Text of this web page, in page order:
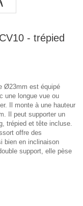
- trépied
Ø23mm est équipé
une longue vue ou
Il monte à une hauteur
Il peut supporter un
trépied et tête incluse.
offre des
bien en inclinaison
support, elle pèse